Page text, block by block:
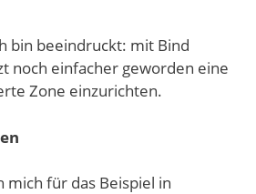
bin beeindruckt: mit Bind
noch einfacher geworden eine
Zone einzurichten.
mich für das Beispiel in